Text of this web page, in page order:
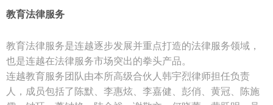
教育法律服务
教育法律服务是连越逐步发展并重点打造的法律服务领域，
也是连越在法律服务市场突出的拳头产品。
连越教育服务团队由本所高级合伙人韩宇烈律师担任负责
人，成员包括了陈默、李惠炫、李嘉健、彭俏、黄冠、陈施